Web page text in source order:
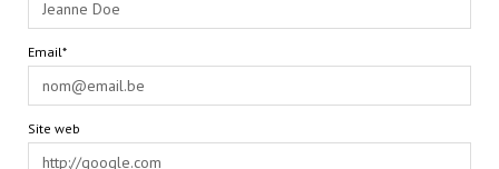
Email*
Site web